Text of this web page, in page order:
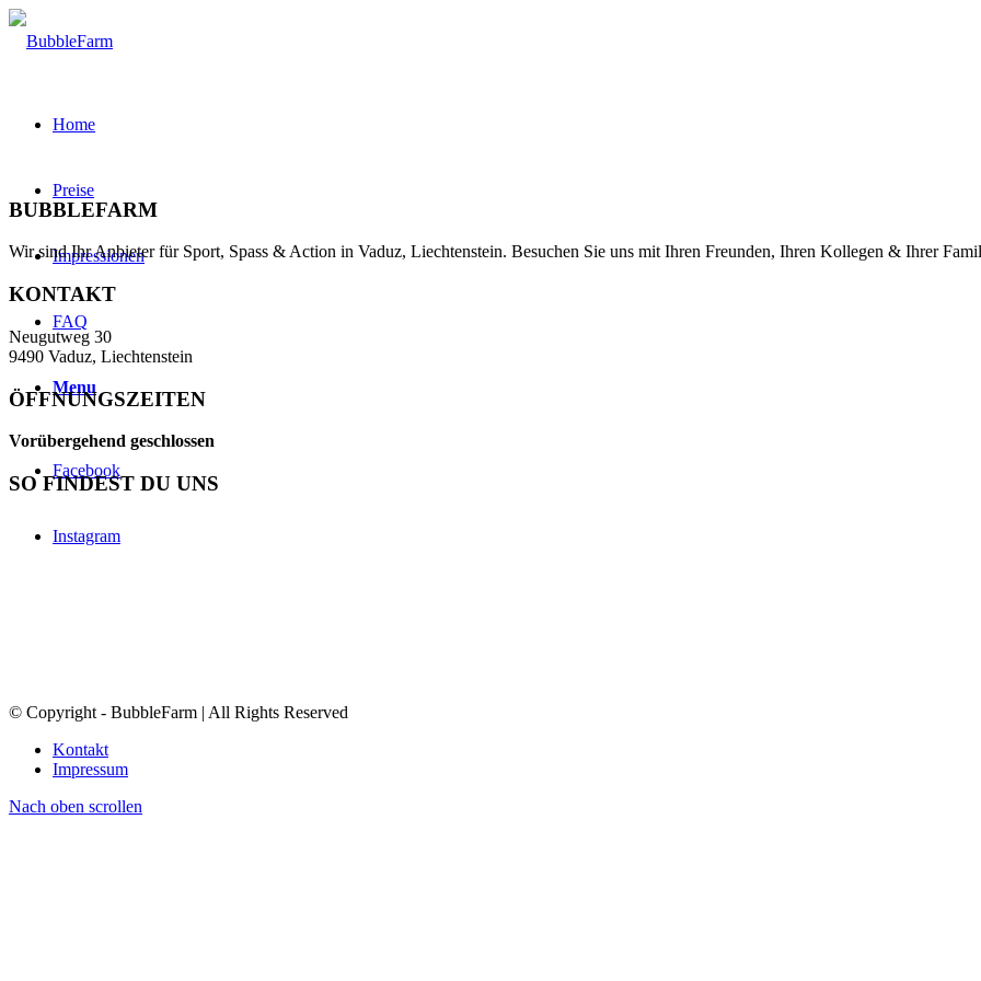
Home
Preise
Impressionen
FAQ
Menu
Facebook
Instagram
BUBBLEFARM
Wir sind Ihr Anbieter für Sport, Spass & Action in Vaduz, Liechtenstein. Besuchen Sie uns mit Ihren Freunden, Ihren Kollegen & Ihrer
KONTAKT
Neugutweg 30
9490 Vaduz, Liechtenstein
ÖFFNUNGSZEITEN
Vorübergehend geschlossen
SO FINDEST DU UNS
© Copyright - BubbleFarm | All Rights Reserved
Kontakt
Impressum
Nach oben scrollen